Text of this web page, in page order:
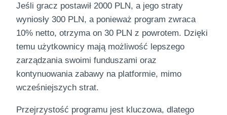
Jeśli gracz postawił 2000 PLN, a jego straty
wyniosły 300 PLN, a ponieważ program zwraca
10% netto, otrzyma on 30 PLN z powrotem. Dzięki
temu użytkownicy mają możliwość lepszego
zarządzania swoimi funduszami oraz
kontynuowania zabawy na platformie, mimo
wcześniejszych strat.
Przejrzystość programu jest kluczowa, dlatego